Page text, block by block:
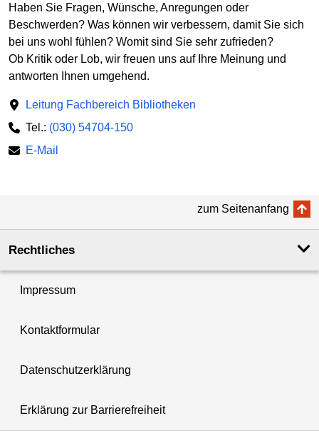
Haben Sie Fragen, Wünsche, Anregungen oder
Beschwerden? Was können wir verbessern, damit Sie sich
bei uns wohl fühlen? Womit sind Sie sehr zufrieden?
Ob Kritik oder Lob, wir freuen uns auf Ihre Meinung und
antworten Ihnen umgehend.
Leitung Fachbereich Bibliotheken
Tel.: (030) 54704-150
E-Mail
zum Seitenanfang
Rechtliches
Impressum
Kontaktformular
Datenschutzerklärung
Erklärung zur Barrierefreiheit